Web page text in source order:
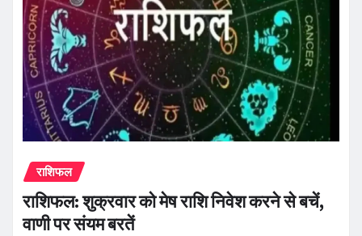
राशिफल
राशिफल: शुक्रवार को मेष राशि निवेश करने से बचें,
वाणी पर संयम बरतें